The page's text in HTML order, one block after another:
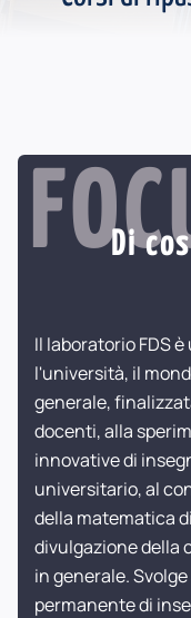
Online la seconda
Di
Il laboratorio FDS
l'università, il
generale,
docenti, alla
innovative di
universitario, al
della matematica
divulgazione della
in generale.
permanente di